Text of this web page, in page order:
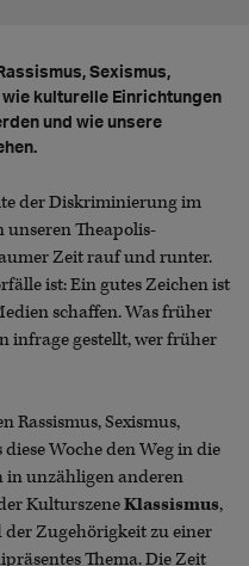
Sexismus,
kulturelle Einrichtungen
und wie unsere
der Diskriminierung im
Theapolis-
Zeit rauf und runter.
ist: Ein gutes Zeichen ist
schaffen. Was früher
infrage gestellt, wer früher
Rassismus, Sexismus,
Woche den Weg in die
in unzähligen anderen
KulturszeneKlassismus,
Zugehörigkeit zu einer
Thema. Die Zeit